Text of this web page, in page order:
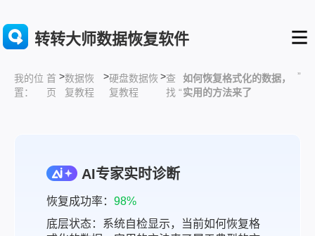
转转大师数据恢复软件
我的位
置：
首
页
>数据恢
复教程
>硬盘数据恢
复教程
>查
找 “
如何恢复格式化的数据，
实用的方法来了
”
AI专家实时诊断
恢复成功率： 98%
底层状态：系统自检显示，当前如何恢复格